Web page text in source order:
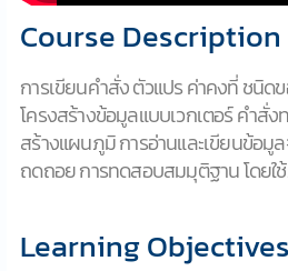
Course Description
การเขียนคำสั่ง ตัวแปร ค่าคงที่ ชนิด
โครงสร้างข้อมูลแบบเวกเตอร์ คำสั่
สร้างแผนภูมิ การอ่านและเขียนข้อมูล
ถดถอย การทดสอบสมมุติฐาน โดยใ
Learning Objectives